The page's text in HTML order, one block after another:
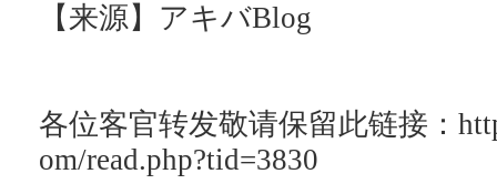
【来源】アキバBlog
各位客官转发敬请保留此链接：
om/read.php?tid=3830